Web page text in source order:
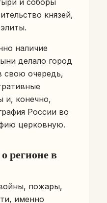
и соборы
князей,
наличие
делало город
свою очередь,
и, конечно,
России во
церковную.
регионе в
пожары,
именно